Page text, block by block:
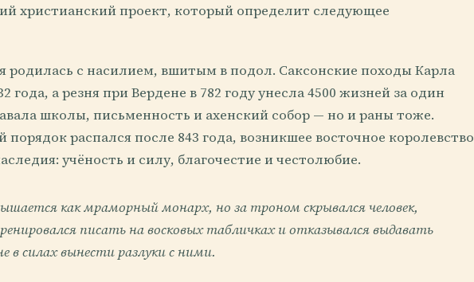
христианский проект, который определит следующее
родилась с насилием, вшитым в подол. Саксонские походы Карла
года, а резня при Вердене в 782 году унесла 4500 жизней за один
школы, письменность и ахенский собор — но и раны тоже.
порядок распался после 843 года, возникшее восточное королевство
учёность и силу, благочестие и честолюбие.
как мраморный монарх, но за троном скрывался человек,
писать на восковых табличках и отказывался выдавать
в силах вынести разлуки с ними.